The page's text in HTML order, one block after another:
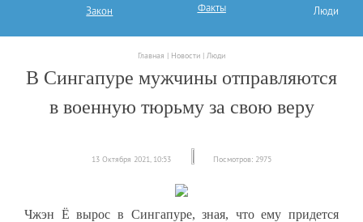
Закон Факты Люди
Главная | Новости | Люди
В Сингапуре мужчины отправляются
в военную тюрьму за свою веру
13 Октября 2021, 10:53 Посмотров: 2975
Чжэн Ё вырос в Сингапуре, зная, что ему придется